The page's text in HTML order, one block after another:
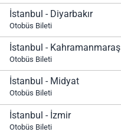
İstanbul - Diyarbakır
Otobüs Bileti
İstanbul - Kahramanmaraş
Otobüs Bileti
İstanbul - Midyat
Otobüs Bileti
İstanbul - İzmir
Otobüs Bileti